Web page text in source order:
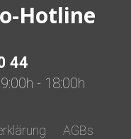
Hotline
44
- 18:00h
AGBs